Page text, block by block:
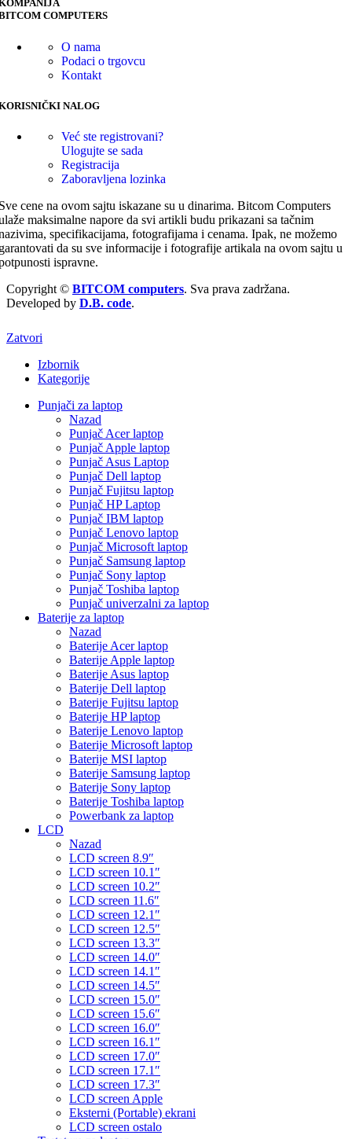
COMPUTERS
O nama
Podaci o trgovcu
Kontakt
NALOG
Već ste registrovani?
Ulogujte se sada
Registracija
Zaboravljena lozinka
cene na ovom sajtu iskazane su u dinarima. Bitcom Computers
maksimalne napore da svi artikli budu prikazani sa tačnim
specifikacijama, fotografijama i cenama. Ipak, ne možemo
da su sve informacije i fotografije artikala na ovom sajtu u
ispravne.
Copyright © BITCOM computers. Sva prava zadržana.
Developed by D.B. code.
Zatvori
Izbornik
Kategorije
Punjači za laptop
Nazad
Punjač Acer laptop
Punjač Apple laptop
Punjač Asus Laptop
Punjač Dell laptop
Punjač Fujitsu laptop
Punjač HP Laptop
Punjač IBM laptop
Punjač Lenovo laptop
Punjač Microsoft laptop
Punjač Samsung laptop
Punjač Sony laptop
Punjač Toshiba laptop
Punjač univerzalni za laptop
Baterije za laptop
Nazad
Baterije Acer laptop
Baterije Apple laptop
Baterije Asus laptop
Baterije Dell laptop
Baterije Fujitsu laptop
Baterije HP laptop
Baterije Lenovo laptop
Baterije Microsoft laptop
Baterije MSI laptop
Baterije Samsung laptop
Baterije Sony laptop
Baterije Toshiba laptop
Powerbank za laptop
LCD
Nazad
LCD screen 8.9″
LCD screen 10.1″
LCD screen 10.2″
LCD screen 11.6″
LCD screen 12.1″
LCD screen 12.5″
LCD screen 13.3″
LCD screen 14.0″
LCD screen 14.1″
LCD screen 14.5″
LCD screen 15.0″
LCD screen 15.6″
LCD screen 16.0″
LCD screen 16.1″
LCD screen 17.0″
LCD screen 17.1″
LCD screen 17.3″
LCD screen Apple
Eksterni (Portable) ekrani
LCD screen ostalo